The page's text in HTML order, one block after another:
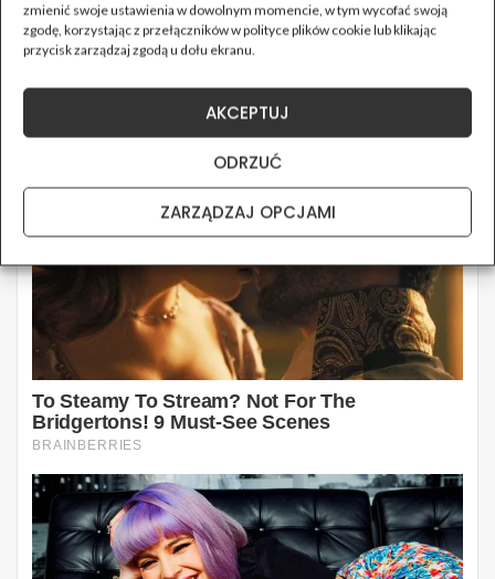
zmienić swoje ustawienia w dowolnym momencie, w tym wycofać swoją
zgodę, korzystając z przełączników w polityce plików cookie lub klikając
przycisk zarządzaj zgodą u dołu ekranu.
AKCEPTUJ
ODRZUĆ
ZARZĄDZAJ OPCJAMI